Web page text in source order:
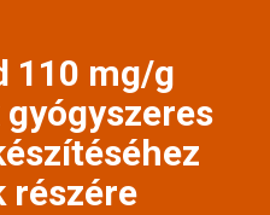
110 mg/g
részére